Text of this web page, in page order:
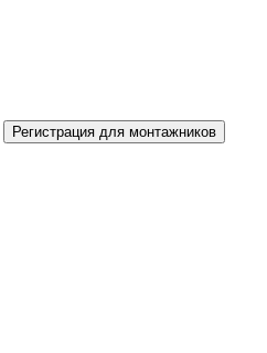
Регистрация для монтажников